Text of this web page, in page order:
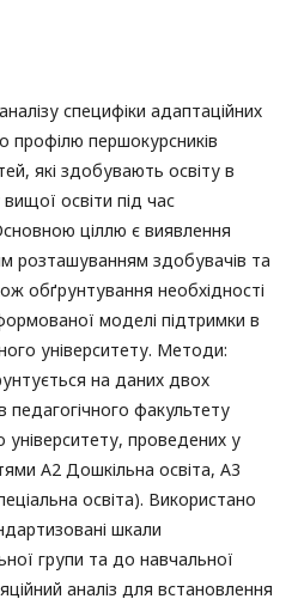
специфіки адаптаційних
профілю першокурсників
які здобувають освіту в
освіти під час
ціллю є виявлення
розташуванням здобувачів та
обґрунтування необхідності
моделі підтримки в
університету. Методи:
на даних двох
педагогічного факультету
проведених у
А2 Дошкільна освіта, А3
освіта). Використано
шкали
групи та до навчальної
аналіз для встановлення